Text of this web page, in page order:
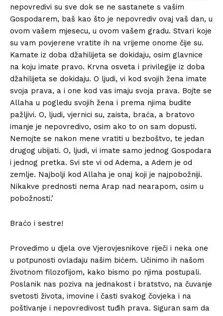
nepovredivi su sve dok se ne sastanete s vašim
Gospodarem, baš kao što je nepovrediv ovaj vaš dan, u
ovom vašem mjesecu, u ovom vašem gradu. Stvari koje
su vam povjerene vratite ih na vrijeme onome čije su.
Kamate iz doba džahilijeta se dokidaju, osim glavnice
na koju imate pravo. Krvna osveta i privilegije iz doba
džahilijeta se dokidaju. O ljudi, vi kod svojih žena imate
svoja prava, a i one kod vas imaju svoja prava. Bojte se
Allaha u pogledu svojih žena i prema njima budite
pažljivi. O, ljudi, vjernici su, zaista, braća, a bratovo
imanje je nepovredivo, osim ako to on sam dopusti.
Nemojte se nakon mene vratiti u bezboštvo, te jedan
drugog ubijati. O, ljudi, vi imate samo jednog Gospodara
i jednog pretka. Svi ste vi od Adema, a Adem je od
zemlje. Najbolji kod Allaha je onaj koji je najpobožniji.
Nikakve prednosti nema Arap nad nearapom, osim u
pobožnosti.’
Braćo i sestre!
Provedimo u djela ove Vjerovjesnikove riječi i neka one
u potpunosti ovladaju našim bićem. Učinimo ih našom
životnom filozofijom, kako bismo po njima postupali.
Poslanik nas poziva na jednakost i bratstvo, na čuvanje
svetosti života, imovine i časti svakog čovjeka i na
poštivanje i nepovredivost tuđih prava. Siguran sam da